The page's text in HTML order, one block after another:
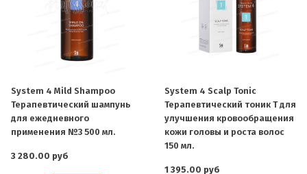
System 4 Mild Shampoo
Терапевтический шампунь
для ежедневного
применения №3 500 мл.
3 280.00 руб
System 4 Scalp Tonic
Терапевтический тоник Т для
улучшения кровообращения
кожи головы и роста волос
150 мл.
1 395.00 руб